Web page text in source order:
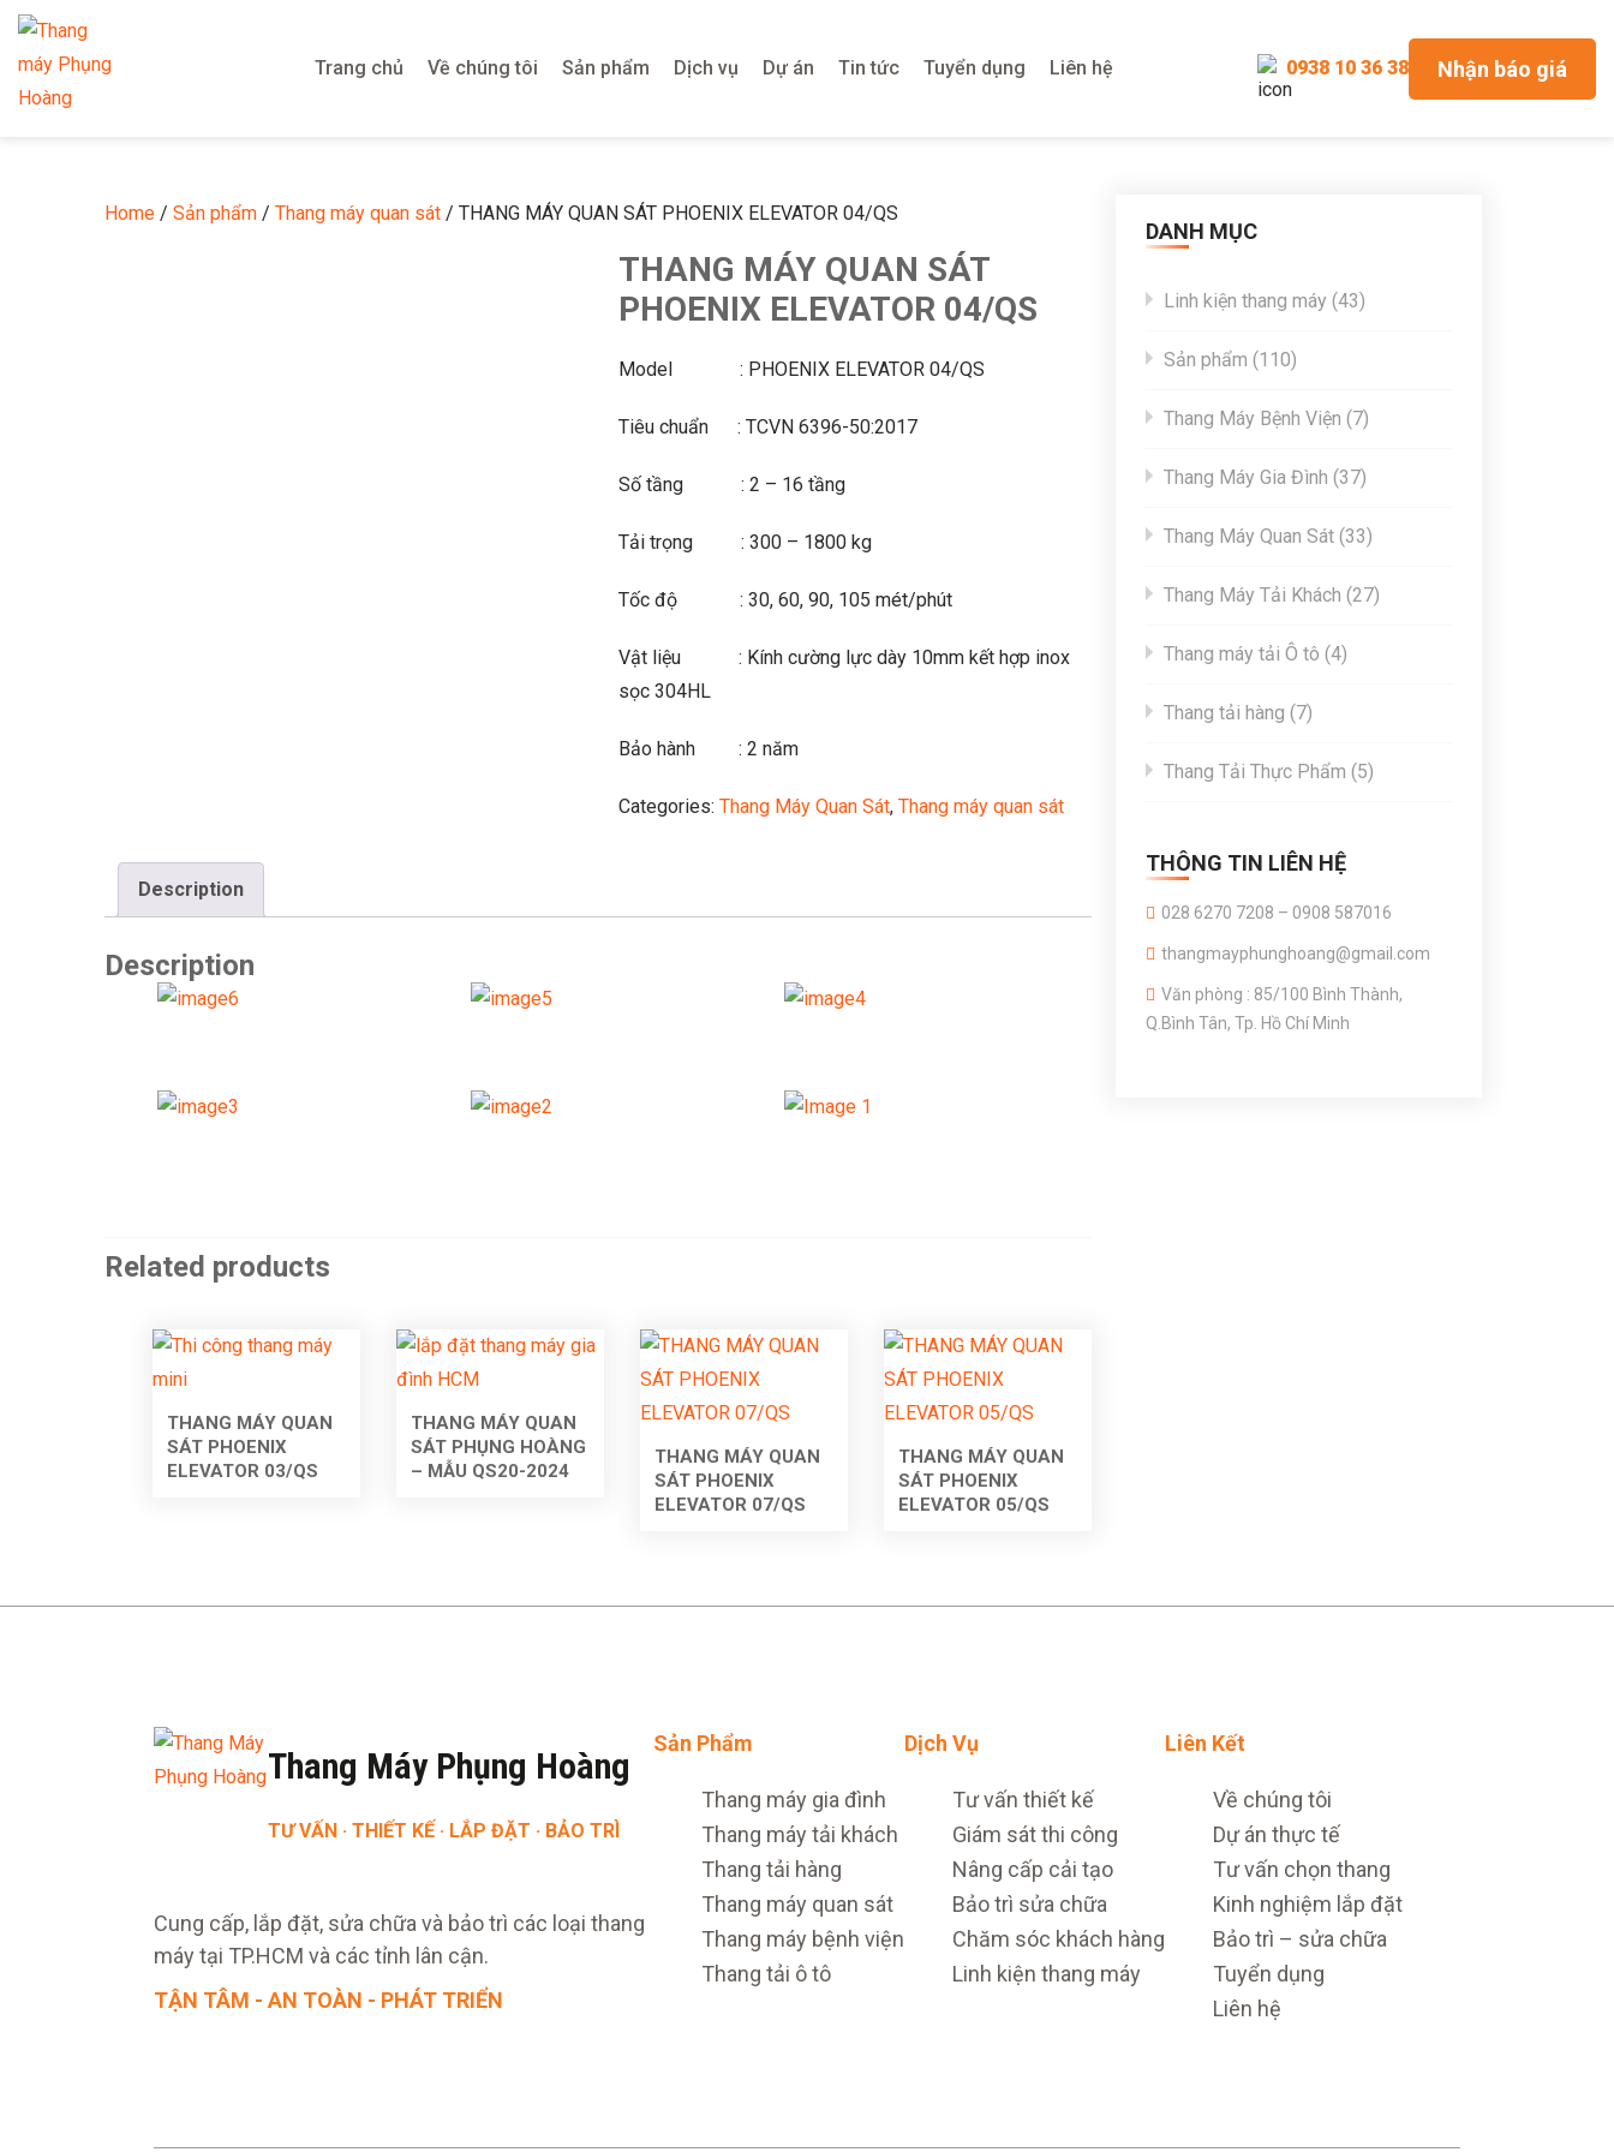
Trang chủ Về chúng tôi Sản phẩm Dịch vụ Dự án Tin tức Tuyển dụng Liên hệ 0938 10 36 38 Nhận báo giá
Home / Sản phẩm / Thang máy quan sát / THANG MÁY QUAN SÁT PHOENIX ELEVATOR 04/QS
THANG MÁY QUAN SÁT
PHOENIX ELEVATOR 04/QS
Model : PHOENIX ELEVATOR 04/QS
Tiêu chuẩn : TCVN 6396-50:2017
Số tầng : 2 – 16 tầng
Tải trọng : 300 – 1800 kg
Tốc độ : 30, 60, 90, 105 mét/phút
Vật liệu : Kính cường lực dày 10mm kết hợp inox
sọc 304HL
Bảo hành : 2 năm
Categories: Thang Máy Quan Sát, Thang máy quan sát
Description
Description
Related products
THANG MÁY QUAN
SÁT PHOENIX
ELEVATOR 03/QS
THANG MÁY QUAN
SÁT PHỤNG HOÀNG
– MẪU QS20-2024
THANG MÁY QUAN
SÁT PHOENIX
ELEVATOR 07/QS
THANG MÁY QUAN
SÁT PHOENIX
ELEVATOR 05/QS
DANH MỤC
Linh kiện thang máy 4343
Sản phẩm 110110
Thang Máy Bệnh Viện 77
Thang Máy Gia Đình 3737
Thang Máy Quan Sát 3333
Thang Máy Tải Khách 2727
Thang máy tải Ô tô 44
Thang tải hàng 77
Thang Tải Thực Phẩm 55
THÔNG TIN LIÊN HỆ
028 6270 7208 – 0908 587016
thangmayphunghoang@gmail.com
Văn phòng : 85/100 Bình Thành,
Q.Bình Tân, Tp. Hồ Chí Minh
Thang Máy Phụng Hoàng
TƯ VẤN · THIẾT KẾ · LẮP ĐẶT · BẢO TRÌ
Cung cấp, lắp đặt, sửa chữa và bảo trì các loại thang
máy tại TP.HCM và các tỉnh lân cận.
TẬN TÂM - AN TOÀN - PHÁT TRIỂN
Sản Phẩm
Thang máy gia đình
Thang máy tải khách
Thang tải hàng
Thang máy quan sát
Thang máy bệnh viện
Thang tải ô tô
Dịch Vụ
Tư vấn thiết kế
Giám sát thi công
Nâng cấp cải tạo
Bảo trì sửa chữa
Chăm sóc khách hàng
Linh kiện thang máy
Liên Kết
Về chúng tôi
Dự án thực tế
Tư vấn chọn thang
Kinh nghiệm lắp đặt
Bảo trì – sửa chữa
Tuyển dụng
Liên hệ